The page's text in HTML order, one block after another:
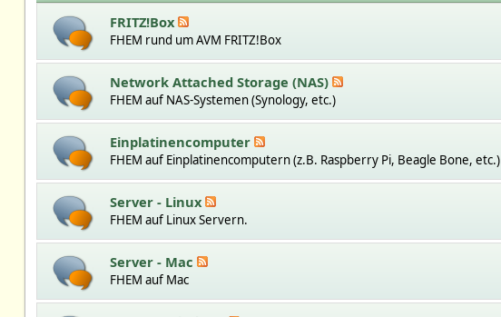
FRITZ!Box
FHEM rund um AVM FRITZ!Box
Network Attached Storage (NAS)
FHEM auf NAS-Systemen (Synology, etc.)
Einplatinencomputer
FHEM auf Einplatinencomputern (z.B. Raspberry Pi, Beagle Bone, etc.)
Server - Linux
FHEM auf Linux Servern.
Server - Mac
FHEM auf Mac